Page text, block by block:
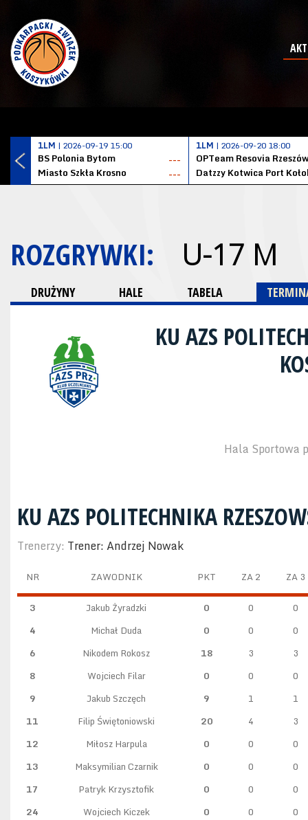
1LM | 2026-09-19 15:00
BS Polonia Bytom
---
Miasto Szkła Krosno
---
1LM | 2026-09-20 18:00
OPTeam Resovia Rzeszów
ROZGRYWKI: U-17 M
DRUŻYNY HALE TABELA
KU AZS
Hala Sportowa
KU AZS POLITECHNIKA
Trenerzy: Trener: Andrzej Nowak
NR ZAWODNIK PKT ZA 2 ZA 3
3 Jakub Żyradzki 0 0
0
4
Michał Duda 0 0
0
6
Nikodem Rokosz 18 3
3
8
Wojciech Filar 0 0
0
9
Jakub Szczęch 9 1
1
11
Filip Świętoniowski 20 4
3
12
Miłosz Harpula 0 0
0
13
Maksymilian Czarnik 0 0
0
17
Patryk Krzysztofik 0 0
0
24
Wojciech Kiczek 0 0
0